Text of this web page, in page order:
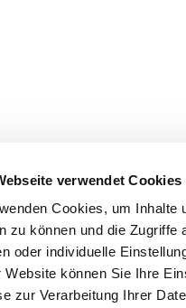
verwendet Cookies
Cookies, um Inhalte
zu können und die
oder individuelle
Website können Sie Ihre
zur Verarbeitung Ihrer